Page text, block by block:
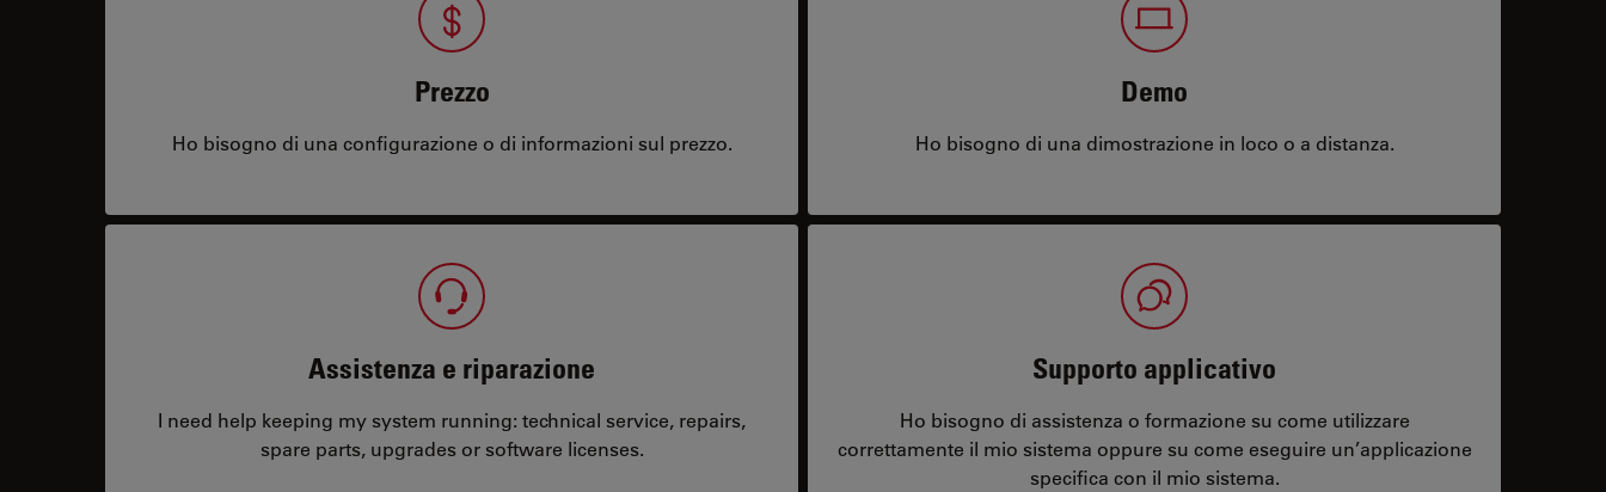
Prezzo
Ho bisogno di una configurazione o di informazioni sul prezzo.
Demo
Ho bisogno di una dimostrazione in loco o a distanza.
Assistenza e riparazione
I need help keeping my system running: technical service, repairs,
spare parts, upgrades or software licenses.
Supporto applicativo
Ho bisogno di assistenza o formazione su come utilizzare
correttamente il mio sistema oppure su come eseguire un’applicazione
specifica con il mio sistema.